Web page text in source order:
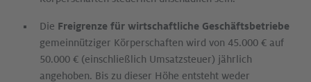
Die Freigrenze für wirtschaftliche Geschäfts­betriebe
gemeinnütziger Körperschaften wird von 45.000 € auf
50.000 € (einschließlich Umsatzsteuer) jährlich
angehoben. Bis zu dieser Höhe entsteht weder